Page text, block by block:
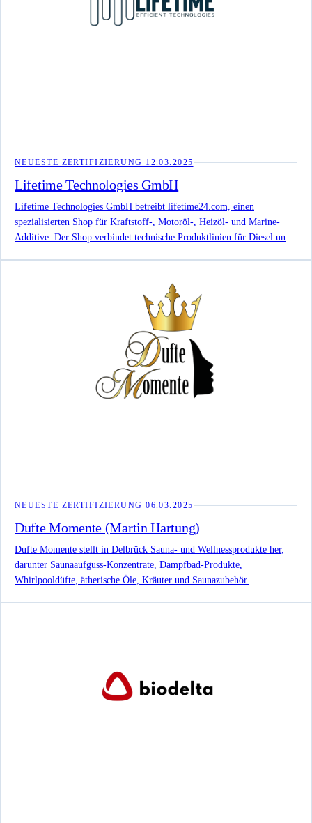
NEUESTE ZERTIFIZIERUNG 12.03.2025
Lifetime Technologies GmbH
Lifetime Technologies GmbH betreibt lifetime24.com, einen
spezialisierten Shop für Kraftstoff-, Motoröl-, Heizöl- und Marine-
Additive. Der Shop verbindet technische Produktlinien für Diesel und
NEUESTE ZERTIFIZIERUNG06.03.2025
Dufte Momente (Martin Hartung)
Dufte Momente stellt in Delbrück Sauna- und Wellnessprodukte her,
darunter Saunaaufguss-Konzentrate, Dampfbad-Produkte,
Whirlpooldüfte, ätherische Öle, Kräuter und Saunazubehör.